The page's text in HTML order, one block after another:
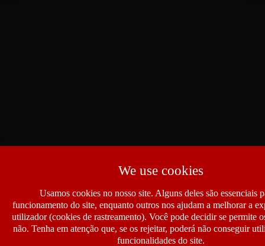
We use cookies
Usamos cookies no nosso site. Alguns deles são essenciais
funcionamento do site, enquanto outros nos ajudam a melhorar a
utilizador (cookies de rastreamento). Você pode decidir se permite
não. Tenha em atenção que, se os rejeitar, poderá não conseguir
funcionalidades do site.